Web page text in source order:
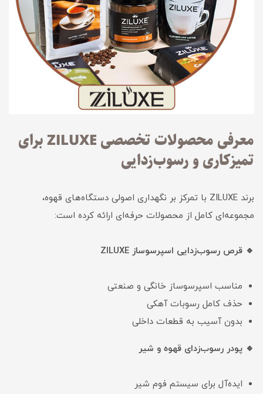
معرفی محصولات تخصصی ZILUXE برای
تمیزکاری و رسوب‌زدایی
برند ZILUXE با تمرکز بر نگهداری اصولی دستگاه‌های قهوه،
مجموعه‌ای کامل از محصولات حرفه‌ای ارائه کرده است:
🔹 قرص رسوب‌زدایی اسپرسوساز ZILUXE
مناسب اسپرسوساز خانگی و صنعتی
حذف کامل رسوبات آهکی
بدون آسیب به قطعات داخلی
🔹 پودر رسوب‌زدای قهوه و شیر
ایده‌آل برای سیستم فوم‌ شیر